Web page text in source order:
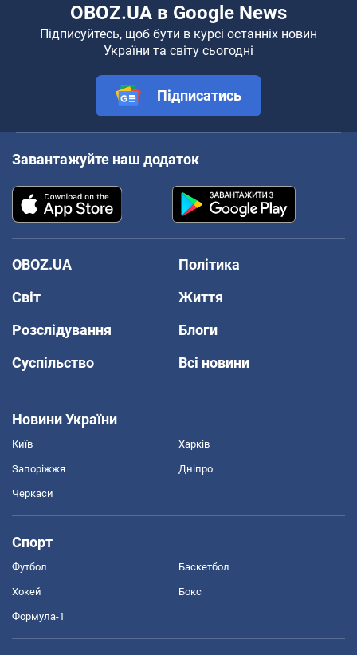
OBOZ.UA в Google News
Підписуйтесь, щоб бути в курсі останніх новин
України та світу сьогодні
Підписатись
Завантажуйте наш додаток
OBOZ.UA
Політика
Світ
Життя
Розслідування
Блоги
Суспільство
Всі новини
Новини України
Київ Харків
Запоріжжя Дніпро
Черкаси
Спорт
Футбол Баскетбол
Хокей Бокс
Формула-1